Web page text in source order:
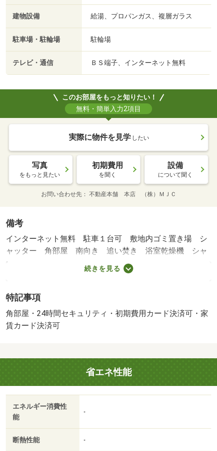
建物設備 給湯、プロパンガス、複層ガラス
駐車場・駐輪場 駐輪場
テレビ・通信 ＢＳ端子、インターネット無料
このお部屋をもっと知りたい！
無料・簡単入力2項目
実際に物件を見学 したい
写真
をもっと見たい
初期費用
を聞く
設備
について聞く
お問い合わせ先 不動産本舗 本店 （株）ＭＪＣ
備考
インターネット無料 駐車１台可 敷地内ゴミ置き場 シ
ャッター 角部屋 南向き 追い焚き 浴室乾燥機 シャ
ワートイレ シャンプードレッサー 保証人不要（保証会
社必須） 更新事務手数料 ２２，０００円 （税込）／
等：加入要（契約時保証委託料：２．２万／月額保証委託
料：賃料総額の２．２％又は５．５％ ※ペット可は２．
５万／２．５％）・鍵交換代：あり３，３００円～・維持
乾燥機付きで室内干しも楽々☆ 敷地内にゴミ置き場があ
るので忙しい朝も嬉しいですね☆ お問い合わせは不動産
本舗まで！・バイク置場：なし・駐輪場：有・仲介手数
料：１．１ヶ月/ハウスクリーニング 60000円
続きを見る
特記事項
角部屋・24時間セキュリティ・初期費用カード決済可・家
賃カード決済可
省エネ性能
エネルギー消費性
能
-
断熱性能 -